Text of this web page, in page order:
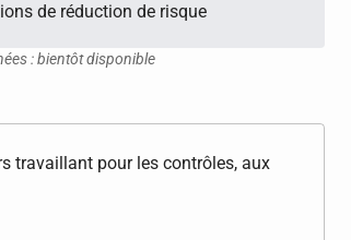
de réduction de risque
: bientôt disponible
travaillant pour les contrôles, aux